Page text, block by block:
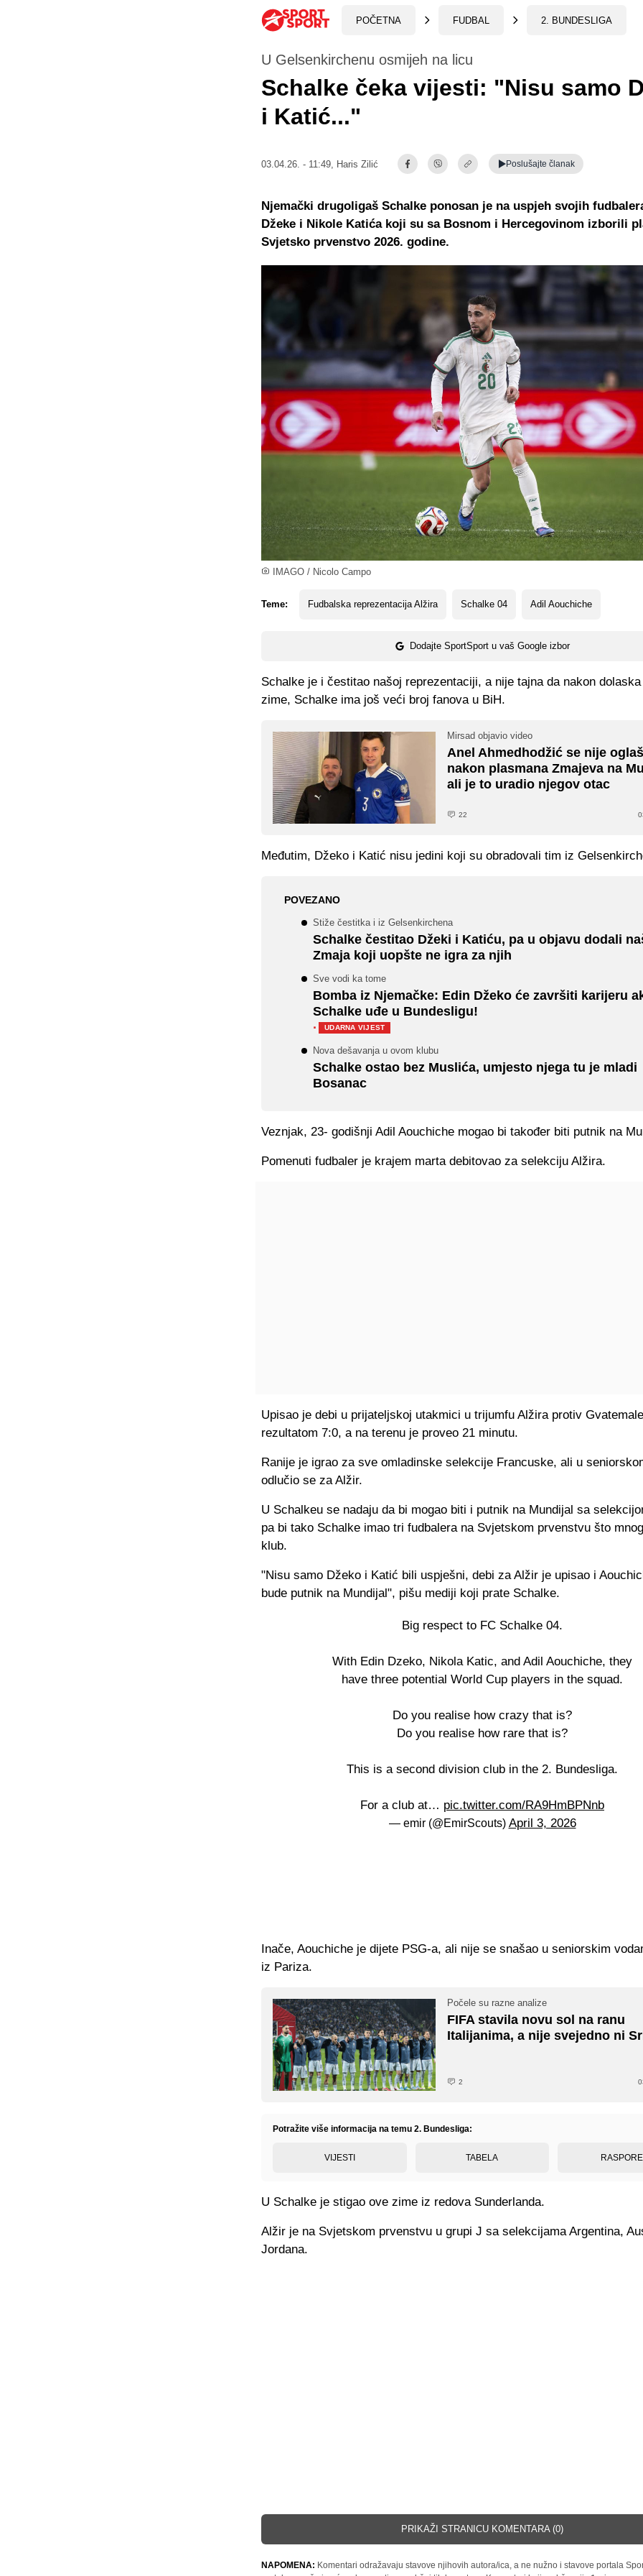
POČETNA FUDBAL 2. BUNDESLIGA
IMAGO / Nicolo Campo
U Gelsenkirchenu osmijeh na licu
Schalke čeka vijesti: "Nisu samo
i Katić..."
03.04.26. - 11:49, Haris Zilić Poslušajte članak
Teme: Fudbalska reprezentacija Alžira Schalke 04 Adil Aouchiche
Dodajte SportSport u vaš Google izbor
Njemački drugoligaš Schalke ponosan je na uspjeh svojih
Džeke i Nikole Katića koji su sa Bosnom i Hercegovinom izborili
Svjetsko prvenstvo 2026. godine.
Schalke je i čestitao našoj reprezentaciji, a nije tajna da nakon
zime, Schalke ima još veći broj fanova u BiH.
Mirsad objavio video
Anel Ahmedhodžić se nije
nakon plasmana Zmajeva na
ali je to uradio njegov otac
22
Međutim, Džeko i Katić nisu jedini koji su obradovali tim iz
POVEZANO
Stiže čestitka i iz Gelsenkirchena
Schalke čestitao Džeki i Katiću, pa u objavu dodali
Zmaja koji uopšte ne igra za njih
Sve vodi ka tome
Bomba iz Njemačke: Edin Džeko će završiti karijeru
Schalke uđe u Bundesligu!
·
UDARNA VIJEST
Nova dešavanja u ovom klubu
Schalke ostao bez Muslića, umjesto njega tu je mladi
Bosanac
Veznjak, 23- godišnji Adil Aouchiche mogao bi također biti putnik na
Pomenuti fudbaler je krajem marta debitovao za selekciju Alžira.
Upisao je debi u prijateljskoj utakmici u trijumfu Alžira protiv Gvatemale
rezultatom 7:0, a na terenu je proveo 21 minutu.
Ranije je igrao za sve omladinske selekcije Francuske, ali u
odlučio se za Alžir.
U Schalkeu se nadaju da bi mogao biti i putnik na Mundijal sa
pa bi tako Schalke imao tri fudbalera na Svjetskom prvenstvu što
klub.
"Nisu samo Džeko i Katić bili uspješni, debi za Alžir je upisao i
bude putnik na Mundijal", pišu mediji koji prate Schalke.
Big respect to FC Schalke 04.
With Edin Dzeko, Nikola Katic, and Adil Aouchiche, they
have three potential World Cup players in the squad.
Do you realise how crazy that is?
Do you realise how rare that is?
This is a second division club in the 2. Bundesliga.
For a club at… pic.twitter.com/RA9HmBPNnb
— emir (@EmirScouts) April 3, 2026
Inače, Aouchiche je dijete PSG-a, ali nije se snašao u seniorskim
iz Pariza.
Počele su razne analize
FIFA stavila novu sol na ranu
Italijanima, a nije svejedno ni
2
Potražite više informacija na temu 2. Bundesliga:
VIJESTI TABELA
U Schalke je stigao ove zime iz redova Sunderlanda.
Alžir je na Svjetskom prvenstvu u grupi J sa selekcijama Argentina,
Jordana.
PRIKAŽI STRANICU KOMENTARA (0)
NAPOMENA: Komentari odražavaju stavove njihovih autora/ica, a ne nužno i stavove portala